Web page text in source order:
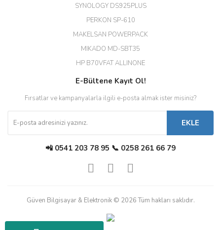
Diğer yorumları göster
SYNOLOGY DS925PLUS
PERKON SP-610
MAKELSAN POWERPACK
MIKADO MD-SBT35
HP B70VFAT ALLINONE
E-Bültene Kayıt Ol!
Fırsatlar ve kampanyalarla ilgili e-posta almak ister misiniz?
EKLE
📲 0541 203 78 95 📞 0258 261 66 79
Güven Bilgisayar & Elektronik © 2026 Tüm hakları saklıdır.